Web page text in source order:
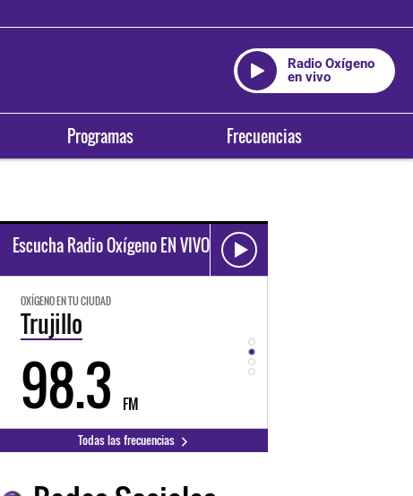
Radio Oxígeno
en vivo
Programas Frecuencias
Escucha Radio Oxígeno EN VIVO
OXÍGENO EN TU CIUDAD
Trujillo
98.3 FM 94.3
Todas las frecuencias